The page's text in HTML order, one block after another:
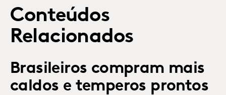
Conteúdos
Relacionados
Brasileiros compram mais
caldos e temperos prontos